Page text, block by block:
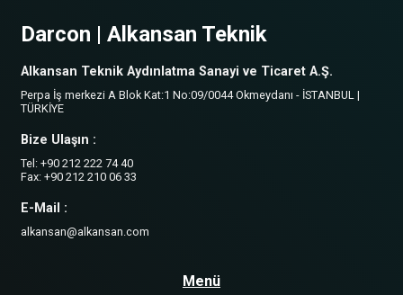
Darcon | Alkansan Teknik
Alkansan Teknik Aydınlatma Sanayi ve Ticaret A.Ş.
Perpa İş merkezi A Blok Kat:1 No:09/0044 Okmeydanı - İSTANBUL |
TÜRKİYE
Bize Ulaşın :
Tel: +90 212 222 74 40
Fax: +90 212 210 06 33
E-Mail :
alkansan@alkansan.com
Menü